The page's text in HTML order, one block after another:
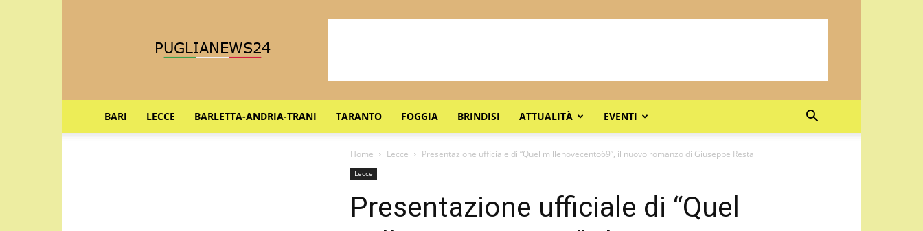
BARI LECCE BARLETTA-ANDRIA-TRANI TARANTO FOGGIA BRINDISI ATTUALITÀ EVENTI
Home Lecce Presentazione ufficiale di “Quel millenovecento69”, il nuovo romanzo di Giuseppe Resta
Lecce
Presentazione ufficiale di “Quel